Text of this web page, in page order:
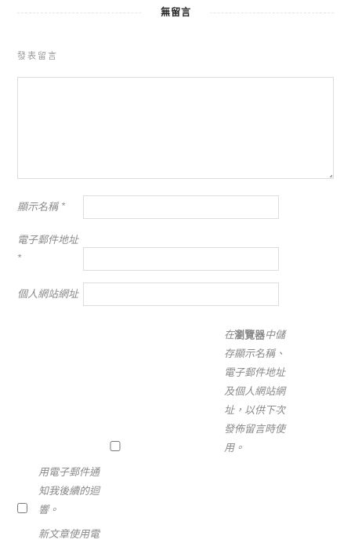
無留言
發表留言
顯示名稱 *
電子郵件地址
*
個人網站網址
在瀏覽器中儲
存顯示名稱、
電子郵件地址
及個人網站網
址，以供下次
發佈留言時使
用。
用電子郵件通
知我後續的迴
響。
新文章使用電